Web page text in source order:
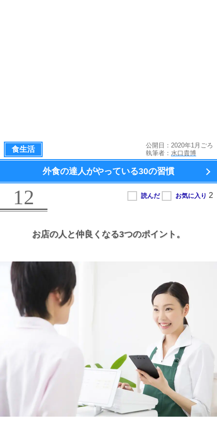
食生活
公開日：2020年1月ごろ
執筆者： 水口貴博
外食の達人がやっている30の習慣
12
お店の人と仲良くなる3つのポイント。